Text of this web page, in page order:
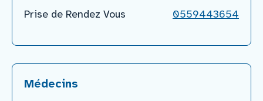
Prise de Rendez Vous 0559443654
Médecins